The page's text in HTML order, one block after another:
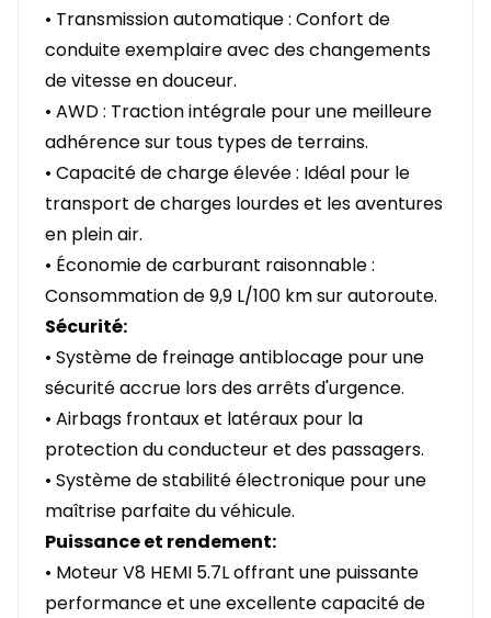
• Transmission automatique : Confort de
conduite exemplaire avec des changements
de vitesse en douceur.
• AWD : Traction intégrale pour une meilleure
adhérence sur tous types de terrains.
• Capacité de charge élevée : Idéal pour le
transport de charges lourdes et les aventures
en plein air.
• Économie de carburant raisonnable :
Consommation de 9,9 L/100 km sur autoroute.
Sécurité:
• Système de freinage antiblocage pour une
sécurité accrue lors des arrêts d'urgence.
• Airbags frontaux et latéraux pour la
protection du conducteur et des passagers.
• Système de stabilité électronique pour une
maîtrise parfaite du véhicule.
Puissance et rendement:
• Moteur V8 HEMI 5.7L offrant une puissante
performance et une excellente capacité de